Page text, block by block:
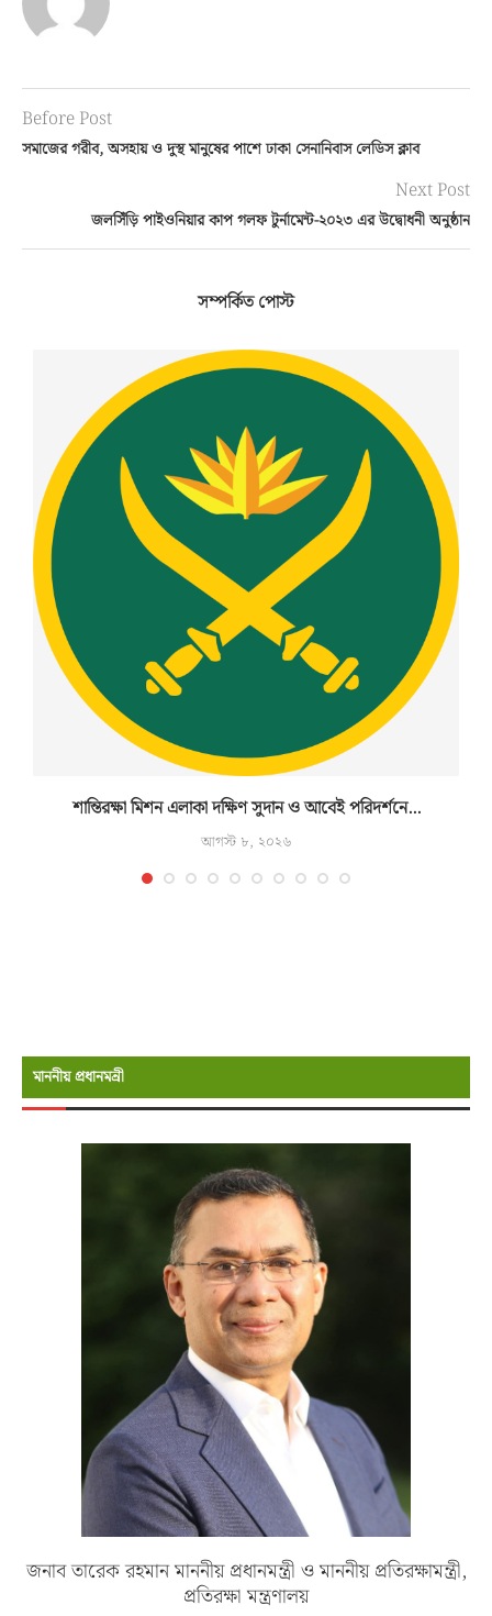
Before Post
সমাজের গরীব, অসহায় ও দুস্থ মানুষের পাশে ঢাকা সেনানিবাস লেডিস ক্লাব
Next Post
জলসিঁড়ি পাইওনিয়ার কাপ গলফ টুর্নামেন্ট-২০২৩ এর উদ্বোধনী অনুষ্ঠান
সম্পর্কিত পোস্ট
শান্তিরক্ষা মিশন এলাকা দক্ষিণ সুদান ও আবেই পরিদর্শনে...
আগস্ট ৮, ২০২৬
মাননীয় প্রধানমন্রী
জনাব তারেক রহমান মাননীয় প্রধানমন্ত্রী ও মাননীয় প্রতিরক্ষামন্ত্রী,
প্রতিরক্ষা মন্ত্রণালয়